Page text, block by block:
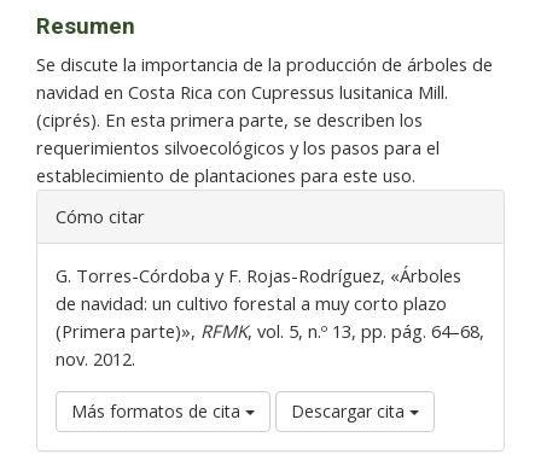
Resumen
Se discute la importancia de la producción de árboles de
navidad en Costa Rica con Cupressus lusitanica Mill.
(ciprés). En esta primera parte, se describen los
requerimientos silvoecológicos y los pasos para el
establecimiento de plantaciones para este uso.
Detalles
del
artículo
Cómo citar
G. Torres-Córdoba y F. Rojas-Rodríguez, «Árboles
de navidad: un cultivo forestal a muy corto plazo
(Primera parte)», RFMK, vol. 5, n.º 13, pp. pág. 64–68,
nov. 2012.
Más formatos de cita Descargar cita